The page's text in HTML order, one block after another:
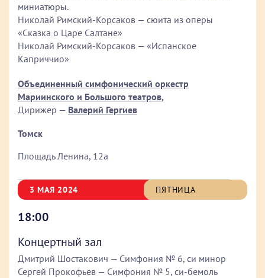
миниатюры.
Николай Римский-Корсаков — сюита из оперы
«Сказка о Царе Салтане»
Николай Римский-Корсаков — «Испанское
Каприччио»
Объединенный симфонический оркестр
Мариинского и Большого театров,
Дирижер — Валерий Гергиев
Томск
Площадь Ленина, 12а
3 МАЯ 2024 ПЯТНИЦА
18:00
Концертный зал
Дмитрий Шостакович — Симфония № 6, си минор
Сергей Прокофьев — Симфония № 5, си-бемоль